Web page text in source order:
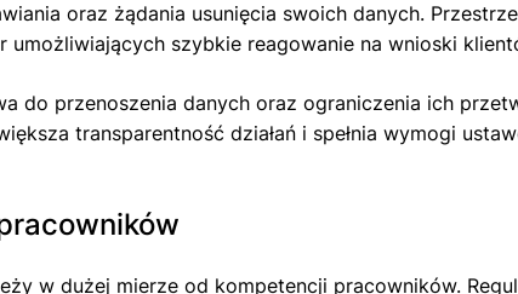
oraz żądania usunięcia swoich danych.
szybkie reagowanie na wnioski
do przenoszenia danych oraz ograniczenia ich
transparentność działań i spełnia wymogi
w dużej mierze od kompetencji pracowników.